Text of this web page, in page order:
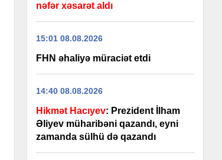
nəfər xəsarət aldı
15:01 08.08.2026
FHN əhaliyə müraciət etdi
14:40 08.08.2026
Hikmət Hacıyev: Prezident İlham
Əliyev müharibəni qazandı, eyni
zamanda sülhü də qazandı